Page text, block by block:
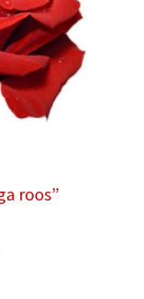
roos”